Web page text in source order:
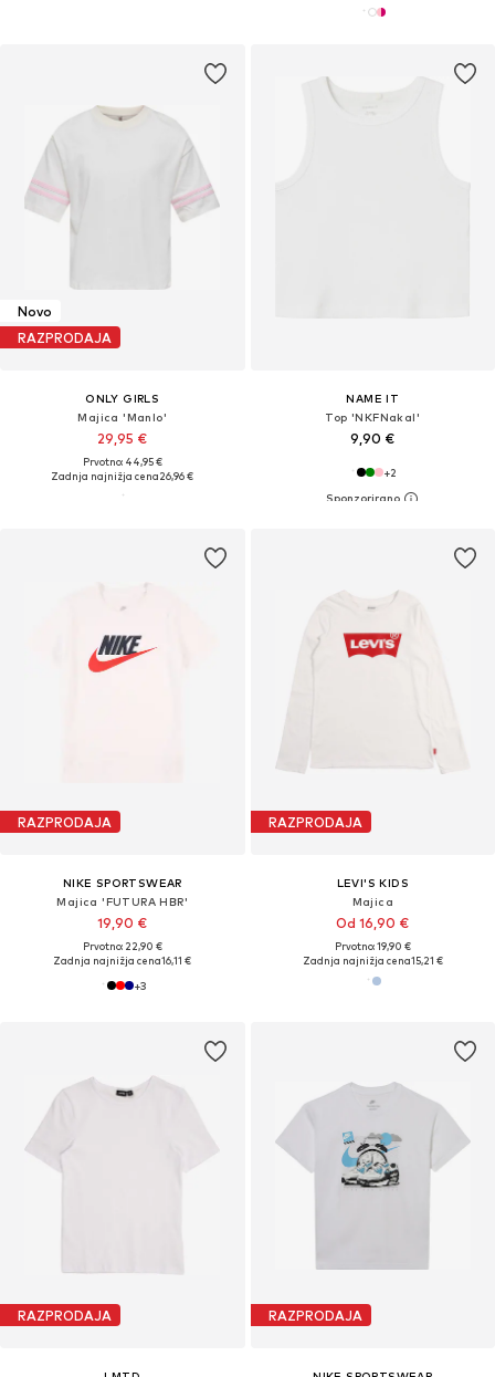
Novo
RAZPRODAJA
ONLY GIRLS
Majica 'Manlo'
29,95 €
Prvotno: 44,95 €
Zadnja najnižja cena26,96 €
NAME IT
Top 'NKFNakal'
9,90 €
+2
RAZPRODAJA
NIKE SPORTSWEAR
Majica 'FUTURA HBR'
19,90 €
Prvotno: 22,90 €
Zadnja najnižja cena16,11 €
+3
RAZPRODAJA
LEVI'S KIDS
Majica
Od 16,90 €
Prvotno: 19,90 €
Zadnja najnižja cena15,21 €
RAZPRODAJA RAZPRODAJA